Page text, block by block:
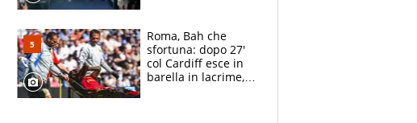
Roma, Bah che
sfortuna: dopo 27'
col Cardiff esce in
barella in lacrime,